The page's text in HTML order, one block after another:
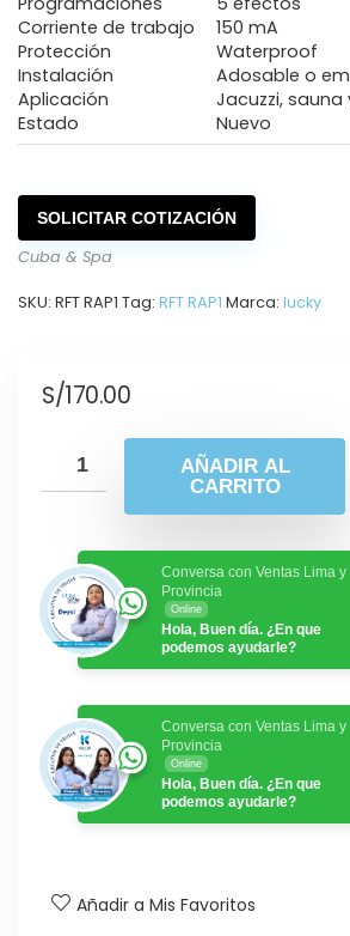
Corriente de trabajo
150 mA
Protección
Waterproof
Instalación
Adosable o
Aplicación
Jacuzzi,
Estado
Nuevo
SOLICITAR COTIZACIÓN
Cuba & Spa
SKU: RFT RAP1 Tag: RFT RAP1 Marca: lucky
S/170.00
AÑADIR AL
CARRITO
Conversa con Ventas Lima y
Provincia
Online
Hola, Buen día. ¿En que
podemos ayudarle?
Conversa con Ventas Lima y
Provincia
Online
Hola, Buen día. ¿En que
podemos ayudarle?
Añadir a Mis Favoritos